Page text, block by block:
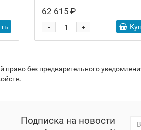
62 615 ₽
+
-
право без предварительного
Подписка на новости